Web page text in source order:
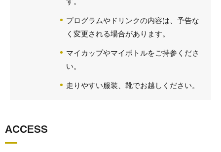
プログラムやドリンクの内容は、予告な
く変更される場合があります。
マイカップやマイボトルをご持参くださ
い。
走りやすい服装、靴でお越しください。
ACCESS